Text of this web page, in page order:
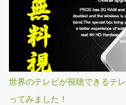
世界のテレビが視聴できるテ
ってみました！